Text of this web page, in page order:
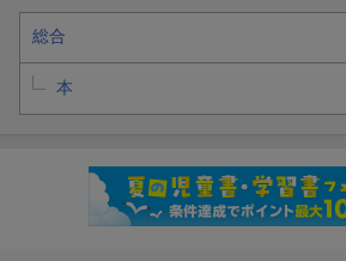
18．奪われし癒しの時間と幻聴
19．姫路城行方不明の乱
21．ガイドが消えた？ お客さまが消えた？
総合
本